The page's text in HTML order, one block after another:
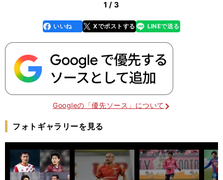
1 / 3
faceboo
k
いいね Xでポストする
line LINEで送る
Googleの「優先ソース」について
フォトギャラリーを見る